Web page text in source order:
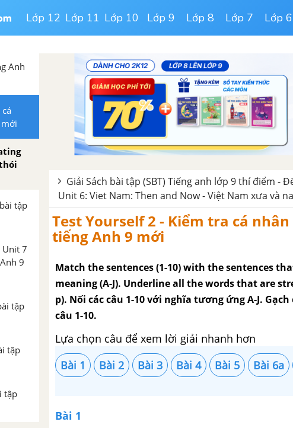
Lớp 12 Lớp 11 Lớp 10 Lớp 9 Lớp 8 Lớp 7 Lớp 6
Anh
Anh
tập
Unit 7
9
tập
tập
tập
Giải Sách bài tập (SBT) Tiếng anh lớp 9 thí điểm -
Unit 6: Viet Nam: Then and Now - Việt Nam xưa và
Test Yourself 2 - Kiểm tra cá nhân
tiếng Anh 9 mới
Match the sentences (1-10) with the sentences
meaning (A-J). Underline all the words that are
p). Nối các câu 1-10 với nghĩa tương ứng A-J.
câu 1-10.
Lựa chọn câu để xem lời giải nhanh hơn
Bài 1
Bài 2 Bài 3 Bài 4 Bài 5 Bài 6a
Bài 1